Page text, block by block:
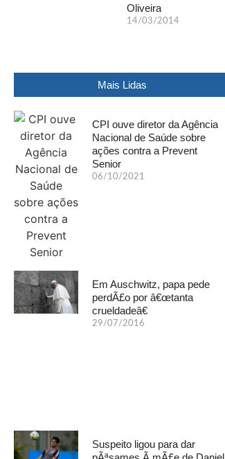
Oliveira
14/03/2014
Mais Lidas
CPI ouve diretor da Agência
Nacional de Saúde sobre
ações contra a Prevent
Senior
06/10/2021
Em Auschwitz, papa pede
perdÃ£o por â€œtanta
crueldadeâ€
29/07/2016
Suspeito ligou para dar